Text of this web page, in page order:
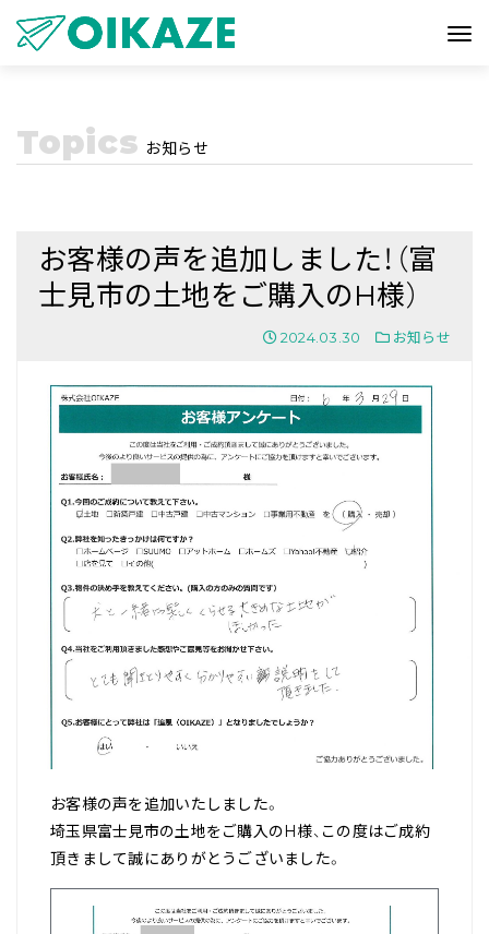
Topics お知らせ
お客様の声を追加しました！（富
士見市の土地をご購入のH様）
2024.03.30 お知らせ
お客様の声を追加いたしました。
埼玉県富士見市の土地をご購入のH様、この度はご成約
頂きまして誠にありがとうございました。